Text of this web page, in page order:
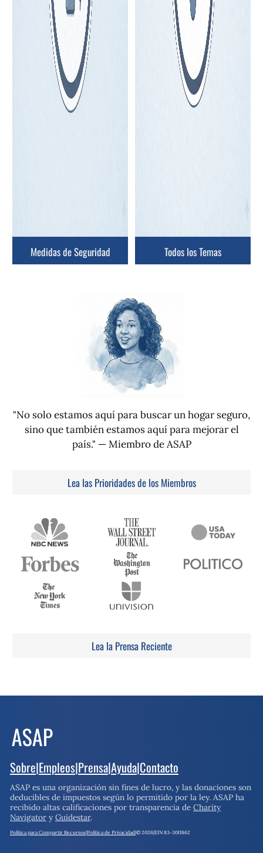
Medidas de Seguridad Todos los Temas
"No solo estamos aquí para buscar un hogar seguro,
sino que también estamos aquí para mejorar el
país." — Miembro de ASAP
Lea las Prioridades de los Miembros
Lea la Prensa Reciente
Sobre|Empleos|Prensa|Ayuda|Contacto
ASAP es una organización sin fines de lucro, y las donaciones son
deducibles de impuestos según lo permitido por la ley. ASAP ha
recibido altas calificaciones por transparencia de Charity
Navigator y Guidestar.
Política para Compartir Recursos|Política de Privacidad|© 2026|EIN 83-3011862